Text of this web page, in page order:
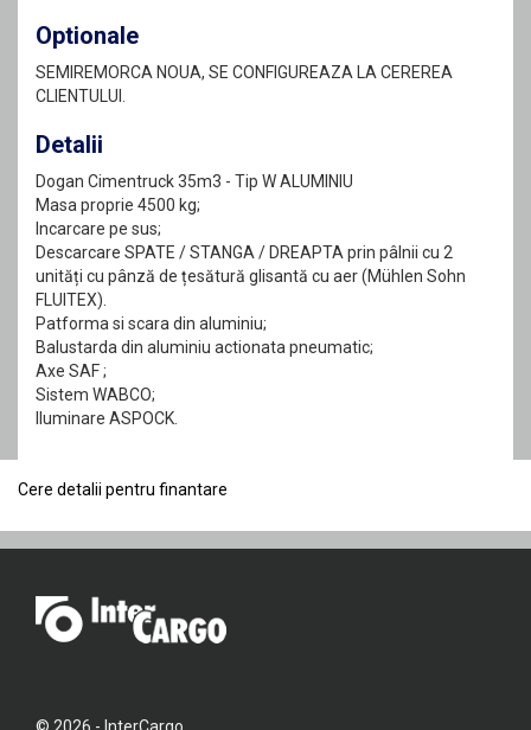
Optionale
SEMIREMORCA NOUA, SE CONFIGUREAZA LA CEREREA
CLIENTULUI.
Detalii
Dogan Cimentruck 35m3 - Tip W ALUMINIU
Masa proprie 4500 kg;
Incarcare pe sus;
Descarcare SPATE / STANGA / DREAPTA prin pâlnii cu 2
unități cu pânză de țesătură glisantă cu aer (Mühlen Sohn
FLUITEX).
Patforma si scara din aluminiu;
Balustarda din aluminiu actionata pneumatic;
Axe SAF ;
Sistem WABCO;
Iluminare ASPOCK.
Cere detalii pentru finantare